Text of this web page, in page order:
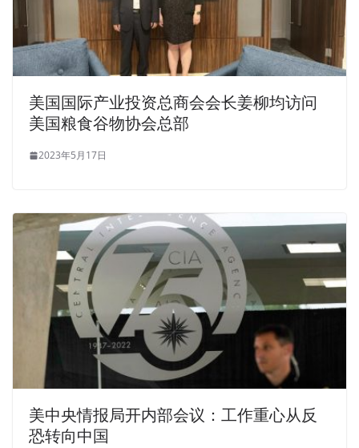
美国国际产业投资总商会会长姜柳均访问
美国粮食谷物协会总部
2023年5月17日
美中央情报局开内部会议：工作重心从反
恐转向中国